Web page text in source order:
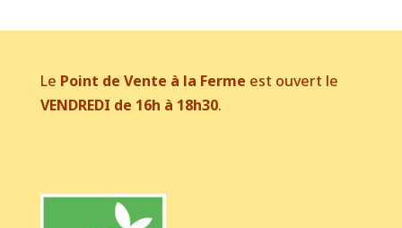
Le Point de Vente à la Ferme est ouvert le
VENDREDI de 16h à 18h30.